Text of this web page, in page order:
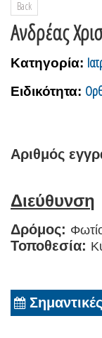
Back
Ανδρέας
Κατηγορία:
Ειδικότητα:
Αριθμός
Διεύθυνση
Δρόμος:
Τοποθεσία: